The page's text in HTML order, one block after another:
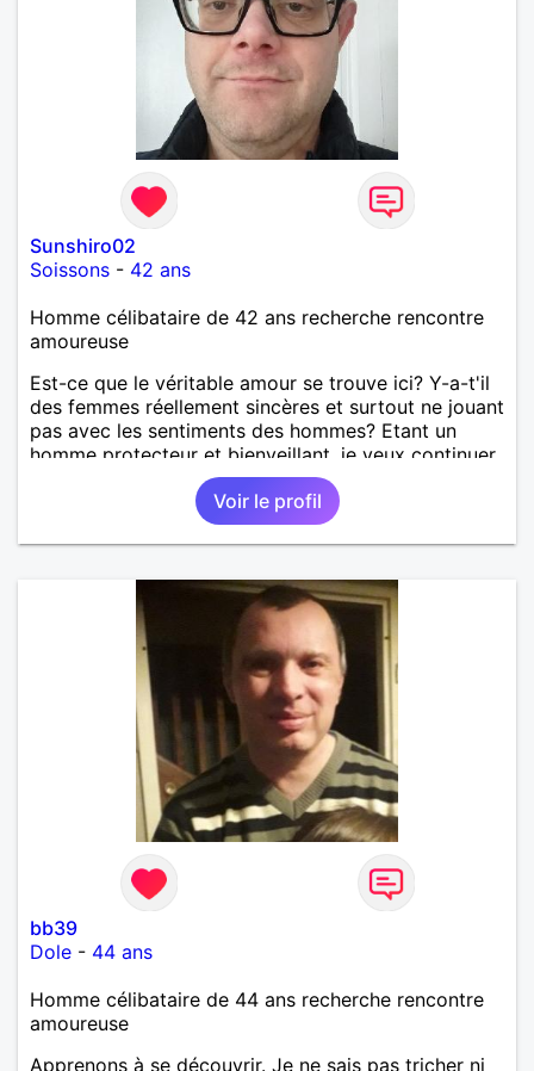
Sunshiro02
Soissons - 42 ans
Homme célibataire de 42 ans recherche rencontre
amoureuse
Est-ce que le véritable amour se trouve ici? Y-a-t'il
des femmes réellement sincères et surtout ne jouant
pas avec les sentiments des hommes? Etant un
homme protecteur et bienveillant, je veux continuer
d'y croire et pouvoir enfin former la petite famille
que je désir temps. Faux profil, profiteuse et autres
joyeuseté passer votre chemin, vous ne
m'intéressez pas du tout!
Voir le profil
bb39
Dole - 44 ans
Homme célibataire de 44 ans recherche rencontre
amoureuse
Apprenons à se découvrir. Je ne sais pas tricher ni